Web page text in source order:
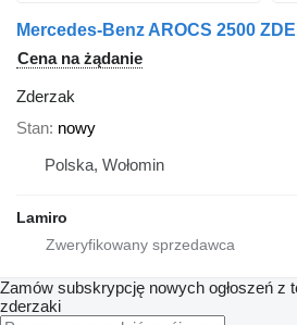
Cena na żądanie
Zderzak
Stan nowy
Polska, Wołomin
Lamiro
Zamów subskrypcję nowych ogłoszeń z
zderzaki